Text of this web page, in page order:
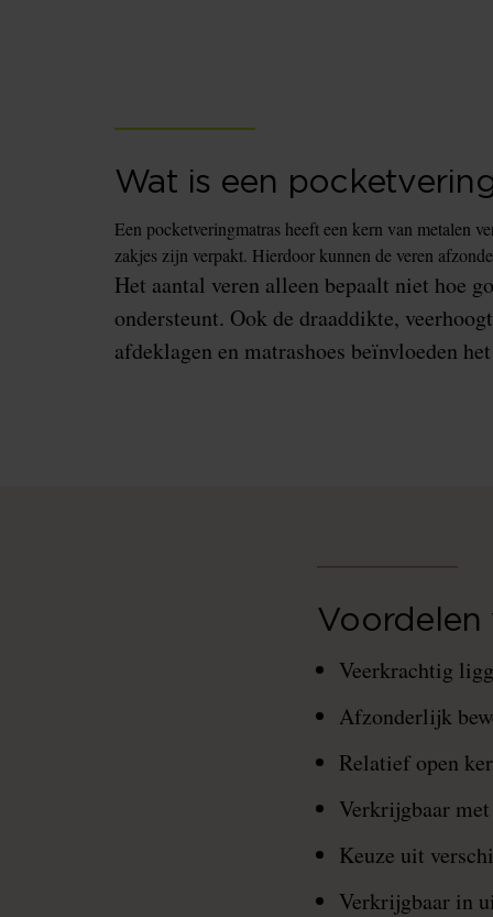
Wat is een
Een pocketveringmatras heeft een kern van metalen
zakjes zijn verpakt. Hierdoor kunnen de veren
Het aantal veren alleen bepaalt niet hoe
ondersteunt. Ook de draaddikte,
afdeklagen en matrashoes beïnvloeden
Voordelen
Veerkrachtig
Afzonderlijk
Relatief open
Verkrijgbaar
Keuze uit
Verkrijgbaar in